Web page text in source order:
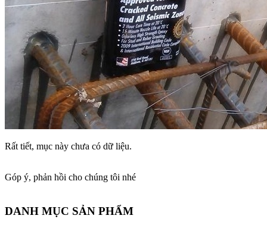
Rất tiết, mục này chưa có dữ liệu.
Góp ý, phản hồi cho chúng tôi nhé
DANH MỤC SẢN PHẨM